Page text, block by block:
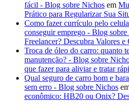
fácil - Blog sobre Nichos em
Prático para Regularizar Sua
Como fazer currículo pelo
conseguir emprego - Blog
Freelancer? Descubra Valores
Troca de óleo do carro: quanto
manutenção? - Blog sobre
que fazer para aliviar e tratar
Qual seguro de carro bom e
sem erro - Blog sobre Nichos
econômico: HB20 ou Onix?